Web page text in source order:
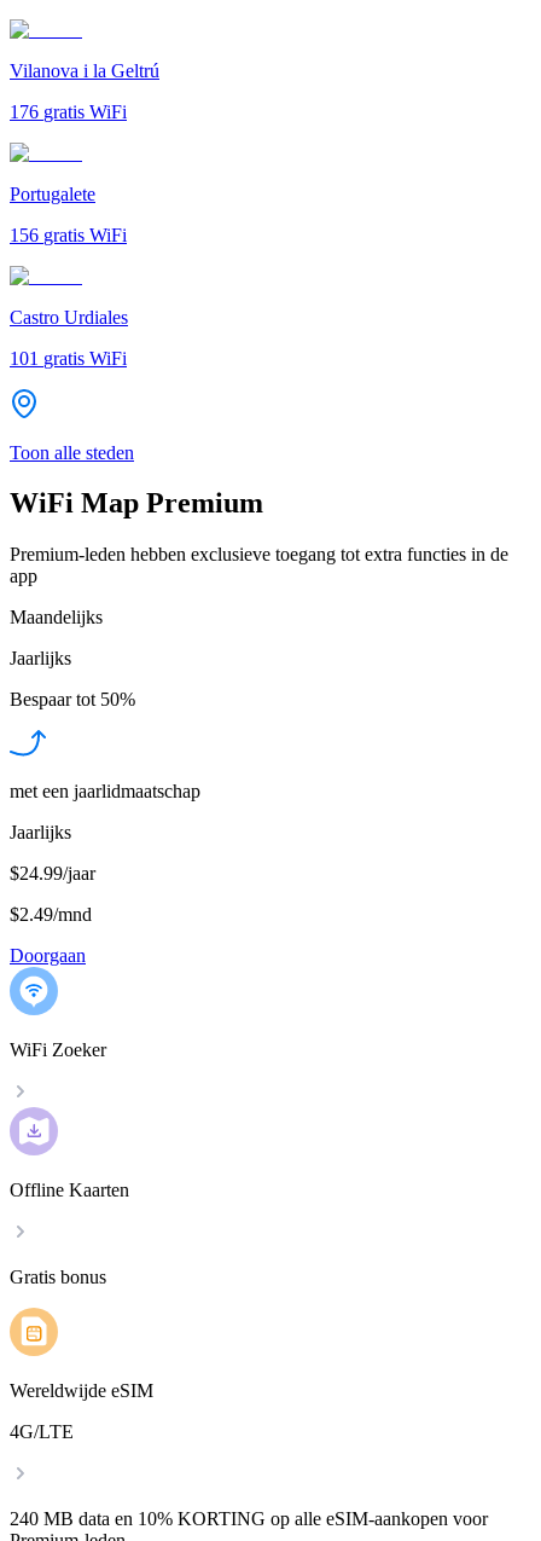
Vilanova i la Geltrú
176 gratis WiFi
Portugalete
156 gratis WiFi
Castro Urdiales
101 gratis WiFi
Toon alle steden
WiFi Map Premium
Premium-leden hebben exclusieve toegang tot extra functies in de
app
Maandelijks
Jaarlijks
Bespaar tot 50%
met een jaarlidmaatschap
Jaarlijks
$24.99/jaar
$2.49/mnd
Doorgaan
WiFi Zoeker
Offline Kaarten
Gratis bonus
Wereldwijde eSIM
4G/LTE
240 MB data en 10% KORTING op alle eSIM-aankopen voor